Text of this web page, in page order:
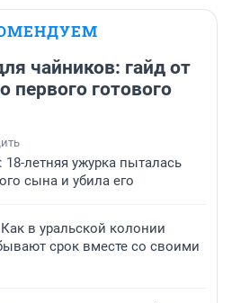
чайников: гайд от
первого готового
летняя ужурка пыталась
сына и убила его
в уральской колонии
срок вместе со своими